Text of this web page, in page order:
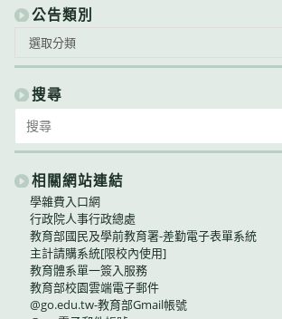
公告類別
類
別
選取分類
搜尋
for:
相關網站連結
學雜費入口網
行政院人事行政總處
教育部國民及學前教育署-差勤電子表單系統
主計請購系統[限校內使用]
教育體系單一簽入服務
教育部校園雲端電子郵件
@go.edu.tw-教育部Gmail帳號